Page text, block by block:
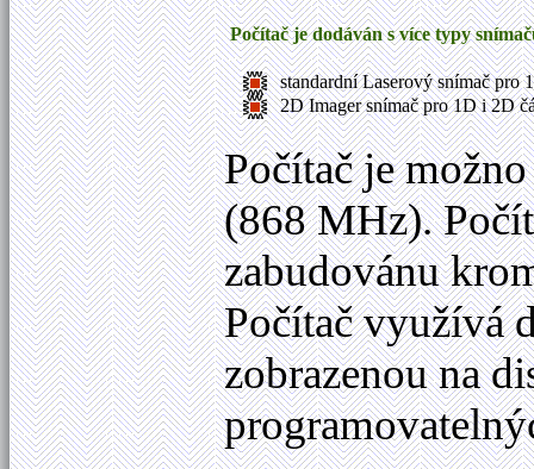
Počítač je dodáván s více typy
standardní Laserový snímač
2D Imager snímač pro 1D i 2D
Počítač je
(868 MHz).
zabudovánu
Počítač využívá
zobrazenou na